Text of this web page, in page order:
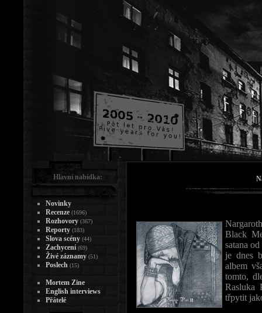
Black
satana
je dnes
albem
tomto,
Rasluka
třpytit
Hlavní nabídka:
Novinky
Recenze (1696)
Rozhovory (367)
Reporty (183)
Slova scény (44)
Zachycení (69)
Živé záznamy (51)
Poslech (15)
Mortem Zine
English interviews
Přátelé